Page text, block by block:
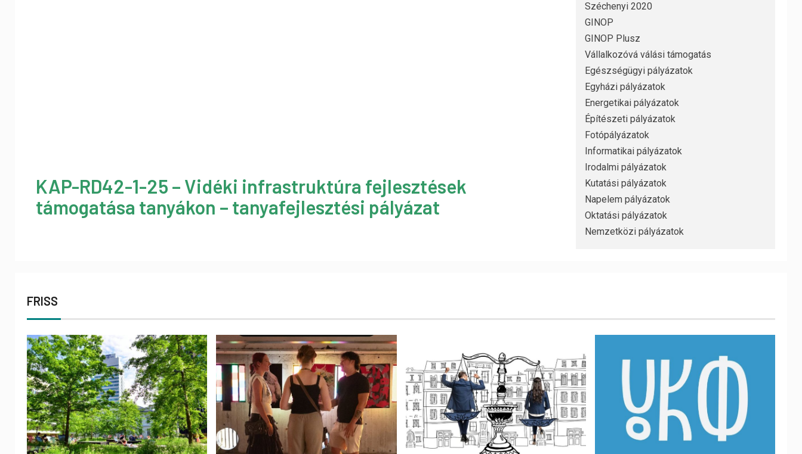
KAP-RD42-1-25 – Vidéki infrastruktúra fejlesztések
támogatása tanyákon – tanyafejlesztési pályázat
Széchenyi 2020
GINOP
GINOP Plusz
Vállalkozóvá válási támogatás
Egészségügyi pályázatok
Egyházi pályázatok
Energetikai pályázatok
Építészeti pályázatok
Fotópályázatok
Informatikai pályázatok
Irodalmi pályázatok
Kutatási pályázatok
Napelem pályázatok
Oktatási pályázatok
Nemzetközi pályázatok
FRISS